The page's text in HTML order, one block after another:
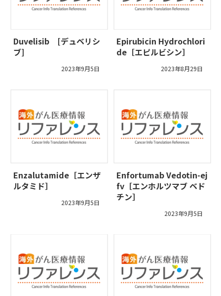
Duvelisib [デュベリシ
ブ]
2023年9月5日
Epirubicin Hydrochlori
de［エピルビシン］
2023年8月29日
Enzalutamide［エンザ
ルタミド］
2023年9月5日
Enfortumab Vedotin-ej
fv［エンホルツマブ ベド
チン］
2023年9月5日